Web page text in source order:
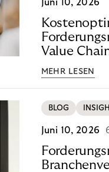
Juni 10, 2026
Value
MEHR LESEN
BLOG
Juni 10, 2026